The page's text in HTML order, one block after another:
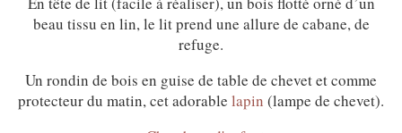
beau tissu en lin, le lit prend une allure de cabane, de
refuge.
Un rondin de bois en guise de table de chevet et comme
protecteur du matin, cet adorable lapin (lampe de chevet).